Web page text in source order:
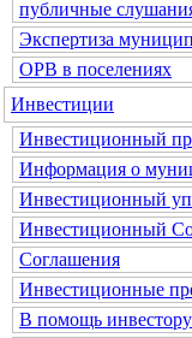
публичные
Экспертиза
ОРВ в поселениях
Инвестиции
Инвестиционный
Информация о
Инвестиционный
Инвестиционный
Соглашения
Инвестиционные
В помощь инвестору